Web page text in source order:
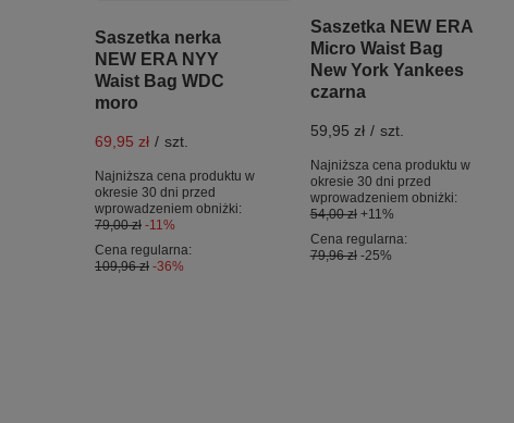
Saszetka nerka
NEW ERA NYY
Waist Bag WDC
moro
69,95 zł / szt.
Najniższa cena produktu w
okresie 30 dni przed
wprowadzeniem obniżki:
79,00 zł -11%
Cena regularna:
109,96 zł -36%
Saszetka NEW ERA
Micro Waist Bag
New York Yankees
czarna
59,95 zł / szt.
Najniższa cena produktu w
okresie 30 dni przed
wprowadzeniem obniżki:
54,00 zł +11%
Cena regularna:
79,96 zł -25%